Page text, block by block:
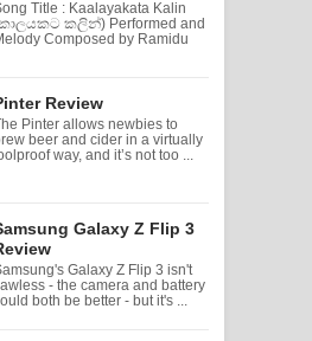
Title : Kaalayakata Kalin
කලින්) Performed and
Composed by Ramidu
Review
Pinter allows newbies to
beer and cider in a virtually
way, and it’s not too ...
Galaxy Z Flip 3
Galaxy Z Flip 3 isn't
- the camera and battery
both be better - but it's ...